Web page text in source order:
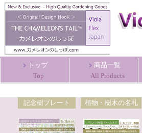
トップ
Top
商品一覧
All Products
記念樹プレート 植物・樹木の名札